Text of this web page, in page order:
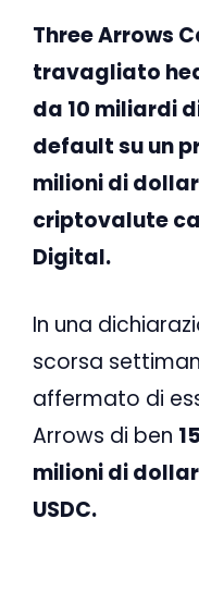
Three Arrows
travagliato
da 10 miliardi
default su un
milioni di
criptovalute
Digital.
In una
scorsa
affermato di
Arrows di ben
milioni di
USDC.